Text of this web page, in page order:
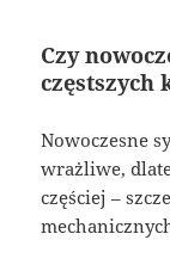
Czy
częstszych
Nowoczesne
wrażliwe,
częściej –